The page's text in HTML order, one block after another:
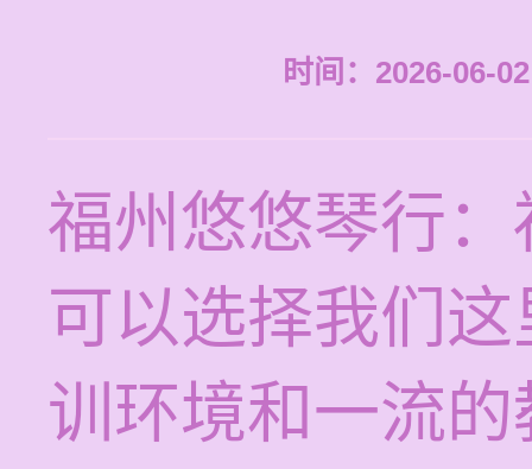
时间：2026-06-
福州悠悠琴行
可以选择我们
训环境和一流